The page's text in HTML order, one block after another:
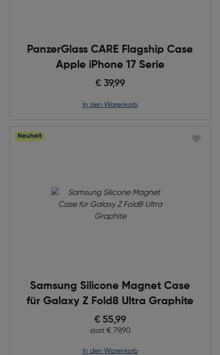
PanzerGlass CARE Flagship Case
Apple iPhone 17 Serie
€ 39,99
in den Warenkorb
Samsung Silicone Magnet Case
für Galaxy Z Fold8 Ultra Graphite
Preis nach Rabatts
€ 55,99
statt Ursprünglicher Preis
€ 79,90
in den Warenkorb
Neuheit